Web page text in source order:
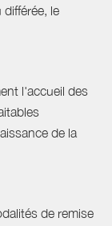
le
l'accueil des
de la
de remise